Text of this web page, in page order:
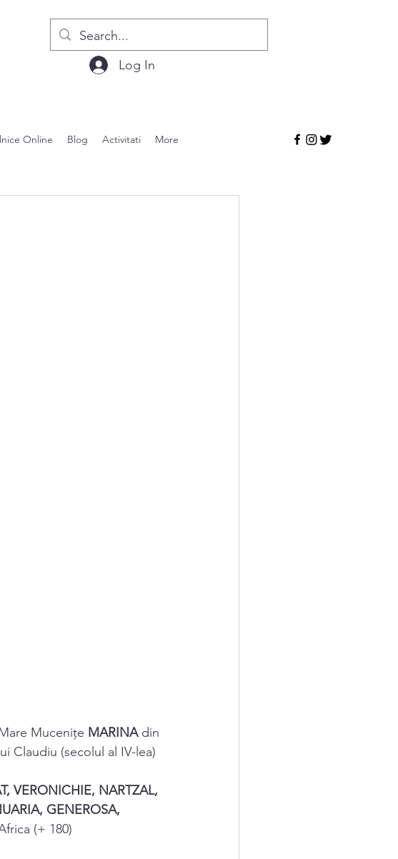
Log In
Online Blog Activitati More
Muceniţe MARINA din
Claudiu (secolul al IV-lea)
VERONICHIE, NARTZAL,
GENEROSA,
(+ 180)